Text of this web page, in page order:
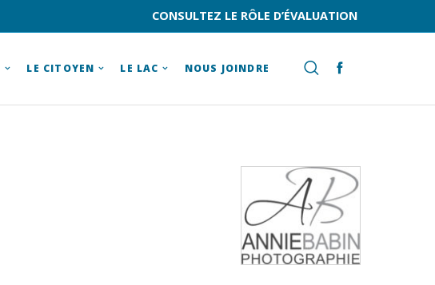
CONSULTEZ LE RÔLE D’ÉVALUATION
LE CITOYEN LE LAC NOUS JOINDRE